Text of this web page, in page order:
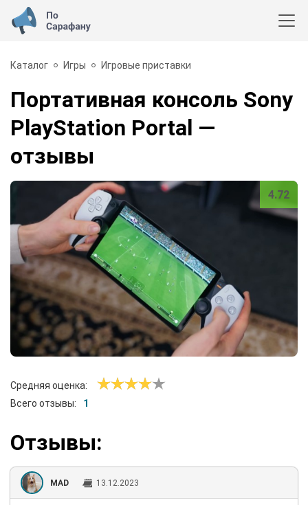
Каталог Игры Игровые приставки
Портативная консоль Sony
PlayStation Portal —
отзывы
4.72
Средняя оценка:
Всего отзывы:
1
Отзывы:
MAD 13.12.2023